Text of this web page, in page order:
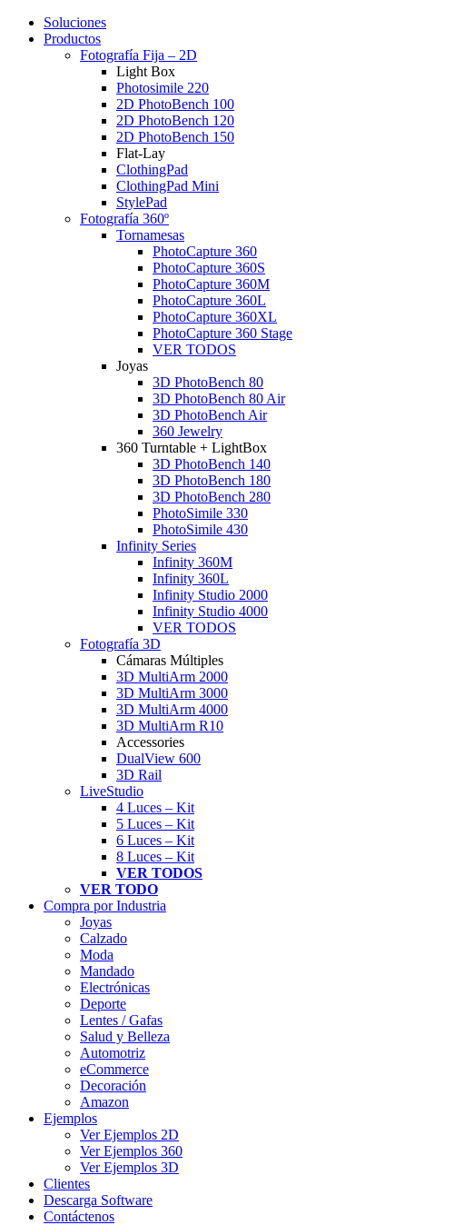
Soluciones
Productos
Fotografía Fija – 2D
Light Box
Photosimile 220
2D PhotoBench 100
2D PhotoBench 120
2D PhotoBench 150
Flat-Lay
ClothingPad
ClothingPad Mini
StylePad
Fotografía 360º
Tornamesas
PhotoCapture 360
PhotoCapture 360S
PhotoCapture 360M
PhotoCapture 360L
PhotoCapture 360XL
PhotoCapture 360 Stage
VER TODOS
Joyas
3D PhotoBench 80
3D PhotoBench 80 Air
3D PhotoBench Air
360 Jewelry
360 Turntable + LightBox
3D PhotoBench 140
3D PhotoBench 180
3D PhotoBench 280
PhotoSimile 330
PhotoSimile 430
Infinity Series
Infinity 360M
Infinity 360L
Infinity Studio 2000
Infinity Studio 4000
VER TODOS
Fotografía 3D
Cámaras Múltiples
3D MultiArm 2000
3D MultiArm 3000
3D MultiArm 4000
3D MultiArm R10
Accessories
DualView 600
3D Rail
LiveStudio
4 Luces – Kit
5 Luces – Kit
6 Luces – Kit
8 Luces – Kit
VER TODOS
VER TODO
Compra por Industria
Joyas
Calzado
Moda
Mandado
Electrónicas
Deporte
Lentes / Gafas
Salud y Belleza
Automotriz
eCommerce
Decoración
Amazon
Ejemplos
Ver Ejemplos 2D
Ver Ejemplos 360
Ver Ejemplos 3D
Clientes
Descarga Software
Contáctenos